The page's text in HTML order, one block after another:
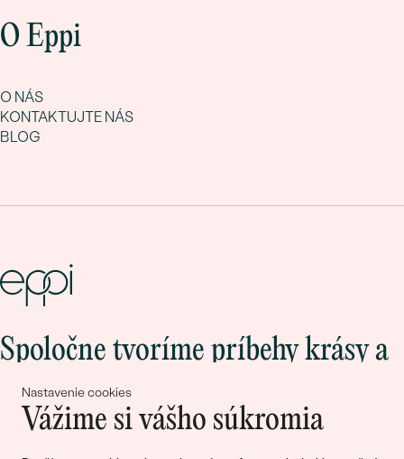
Nastavenie cookies
Vážime si vášho súkromia
O Eppi
O NÁS
KONTAKTUJTE NÁS
BLOG
Spoločne tvoríme príbehy krásy a
lásky
Pripojte sa k nám!